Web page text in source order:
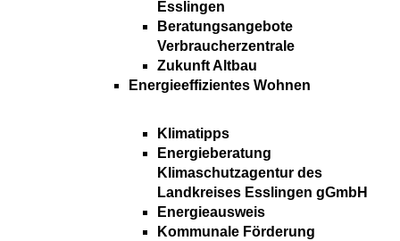
Esslingen
Beratungsangebote
Verbraucherzentrale
Zukunft Altbau
Energieeffizientes Wohnen
Klimatipps
Energieberatung
Klimaschutzagentur des
Landkreises Esslingen gGmbH
Energieausweis
Kommunale Förderung